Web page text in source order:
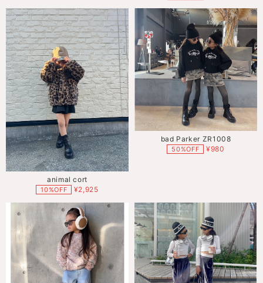
animal cort
10%OFF ¥2,925
bad Parker ZR1008
50%OFF ¥980